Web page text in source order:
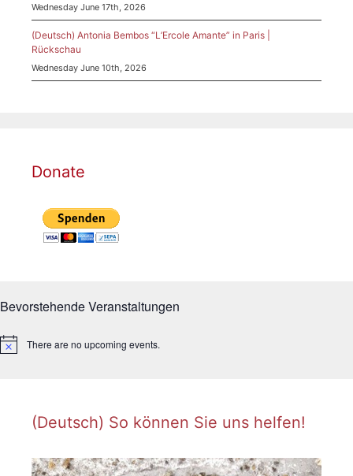
Wednesday June 17th, 2026
(Deutsch) Antonia Bembos “L’Ercole Amante” in Paris |
Rückschau
Wednesday June 10th, 2026
Donate
Bevorstehende Veranstaltungen
N
There are no upcoming events.
(Deutsch) So können Sie uns helfen!